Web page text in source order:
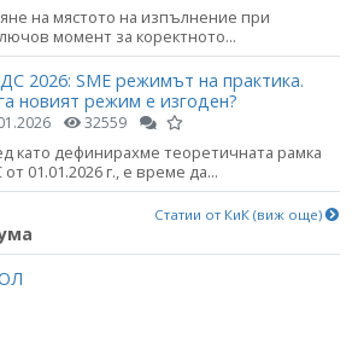
на мястото на изпълнение при
момент за коректното...
2026: SME режимът на практика.
новият режим е изгоден?
32559
като дефинирахме теоретичната рамка
01.01.2026 г., е време да...
Статии от КиК (виж още)